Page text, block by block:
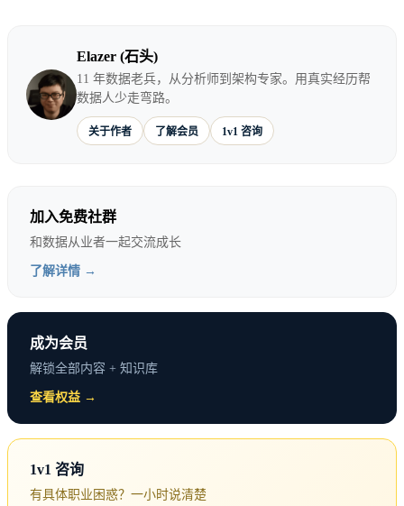
“因为能往上走。”
这是最常见的理由。
职级就到头了。
但这个理由成立吗？
不一定。
很多公司有技术专家路线。问题是：你的公司有没
有？这个通道是不是真的走得通？
“因为能赚更多。”
Elazer (石头)
11 年数据老兵，从分析师到架构专家。用真实经历帮
数据人少走弯路。
关于作者 了解会员 1v1 咨询
加入免费社群
和数据从业者一起交流成长
了解详情 →
成为会员
解锁全部内容 + 知识库
查看权益 →
1v1 咨询
有具体职业困惑？一小时说清楚